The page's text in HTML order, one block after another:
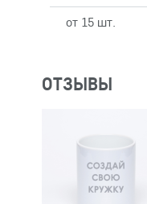
от 15 шт.
ОТЗЫВЫ